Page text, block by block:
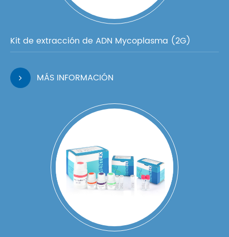
Kit de extracción de ADN Mycoplasma (2G)
MÁS INFORMACIÓN